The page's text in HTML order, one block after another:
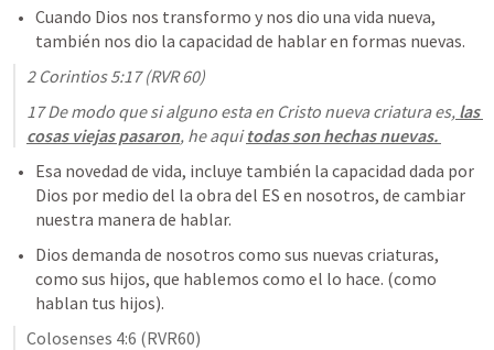
Cuando Dios nos transformo y nos dio una vida nueva,
también nos dio la capacidad de hablar en formas nuevas.
2 Corintios 5:17 (RVR 60)
17 De modo que si alguno esta en Cristo nueva criatura es, las
cosas viejas pasaron, he aqui todas son hechas nuevas.
Esa novedad de vida, incluye también la capacidad dada por
Dios por medio del la obra del ES en nosotros, de cambiar
nuestra manera de hablar.
Dios demanda de nosotros como sus nuevas criaturas,
como sus hijos, que hablemos como el lo hace. (como
hablan tus hijos).
Colosenses 4:6 (RVR60)